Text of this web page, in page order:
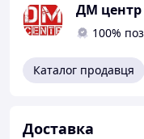
ДМ центр
100%
Каталог продавця
Доставка